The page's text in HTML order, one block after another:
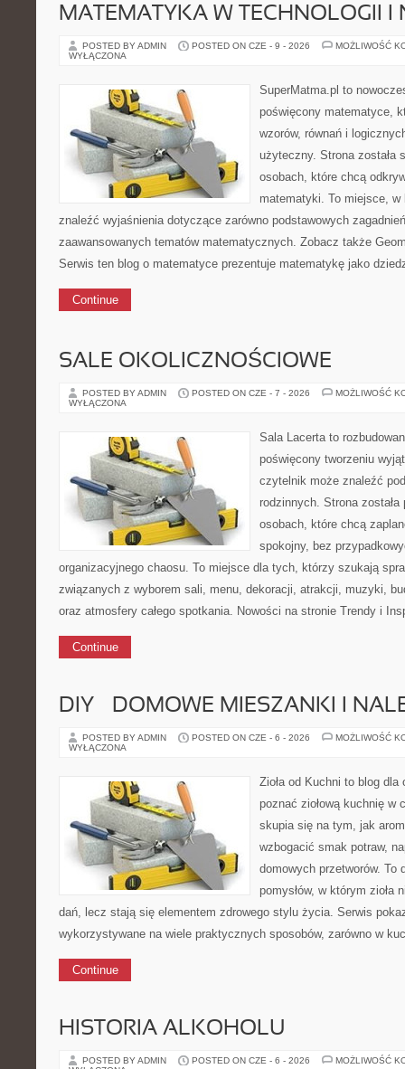
MATEMATYKA W TECHNOLOGII I
POSTED BY ADMIN POSTED ON CZE - 9 - 2026
MOŻLIWOŚĆ
WYŁĄCZONA
SuperMatma.pl to
poświęcony matematyce,
wzorów, równań i
użyteczny. Strona została
osobach, które chcą
matematyki. To miejsce,
znaleźć wyjaśnienia dotyczące zarówno podstawowych
zaawansowanych tematów matematycznych. Zobacz także
Serwis ten blog o matematyce prezentuje matematykę jako
Continue
SALE OKOLICZNOŚCIOWE
POSTED BY ADMIN POSTED ON CZE - 7 - 2026
MOŻLIWOŚĆ
WYŁĄCZONA
Sala Lacerta to
poświęcony tworzeniu
czytelnik może znaleźć
rodzinnych. Strona
osobach, które chcą
spokojny, bez
organizacyjnego chaosu. To miejsce dla tych, którzy szukają
związanych z wyborem sali, menu, dekoracji, atrakcji, muzyki,
oraz atmosfery całego spotkania. Nowości na stronie Trendy i
Continue
DIY – DOMOWE MIESZANKI I
POSTED BY ADMIN POSTED ON CZE - 6 - 2026
MOŻLIWOŚĆ
WYŁĄCZONA
Zioła od Kuchni to blog
poznać ziołową kuchnię w
skupia się na tym, jak
wzbogacić smak potraw,
domowych przetworów. To
pomysłów, w którym zioła
dań, lecz stają się elementem zdrowego stylu życia. Serwis
wykorzystywane na wiele praktycznych sposobów, zarówno w
Continue
HISTORIA ALKOHOLU
POSTED BY ADMIN POSTED ON CZE - 6 - 2026
MOŻLIWOŚĆ